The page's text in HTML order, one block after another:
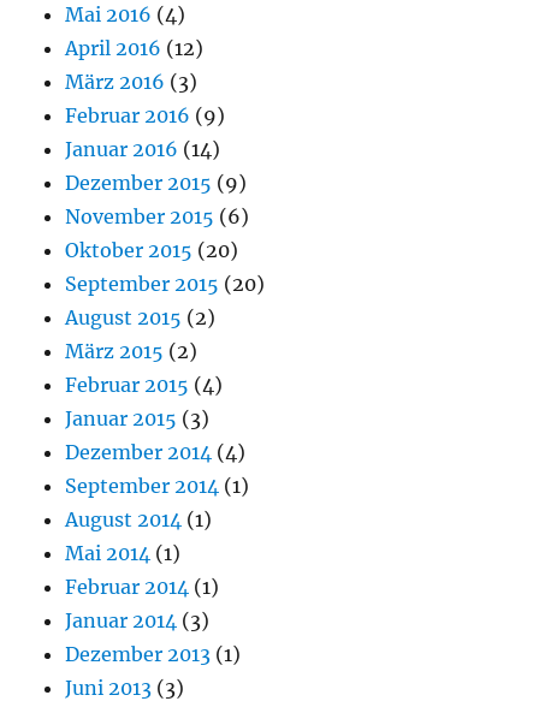
Mai 2016 (4)
April 2016 (12)
März 2016 (3)
Februar 2016 (9)
Januar 2016 (14)
Dezember 2015 (9)
November 2015 (6)
Oktober 2015 (20)
September 2015 (20)
August 2015 (2)
März 2015 (2)
Februar 2015 (4)
Januar 2015 (3)
Dezember 2014 (4)
September 2014 (1)
August 2014 (1)
Mai 2014 (1)
Februar 2014 (1)
Januar 2014 (3)
Dezember 2013 (1)
Juni 2013 (3)